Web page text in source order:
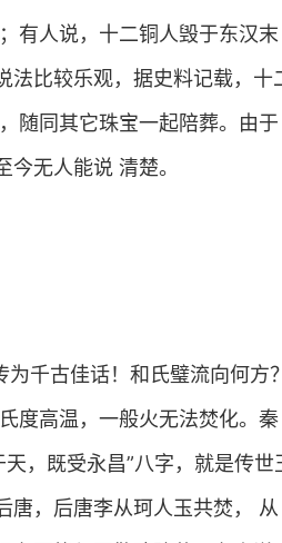
有人说，十二铜人毁于东汉末
法比较乐观，据史料记载，十
随同其它珠宝一起陪葬。由于
无人能说 清楚。
千古佳话！和氏璧流向何方？
度高温，一般火无法焚化。秦
，既受永昌”八字，就是传世
唐，后唐李从珂人玉共焚， 从